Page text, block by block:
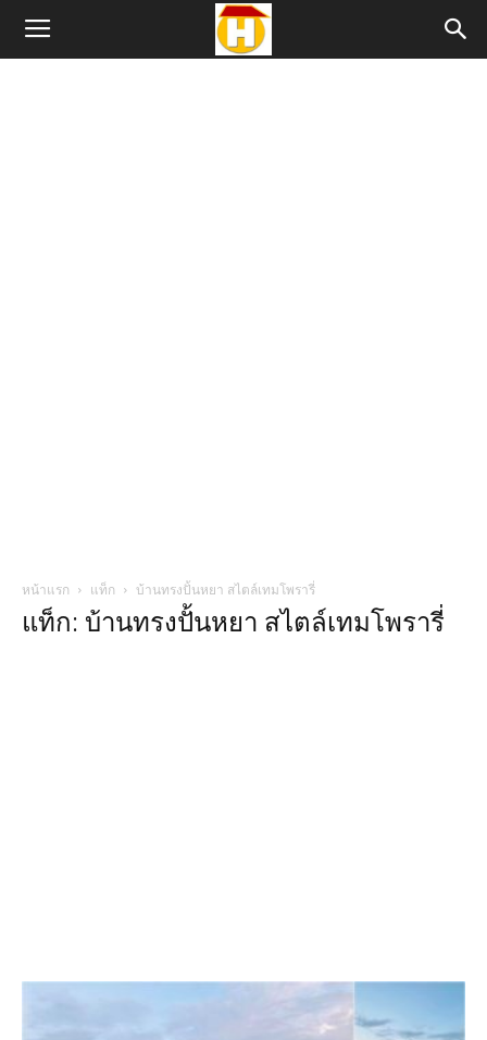
หน้าแรก แท็ก บ้านทรงปั้นหยา สไตล์เทมโพรารี่
แท็ก: บ้านทรงปั้นหยา สไตล์เทมโพรารี่